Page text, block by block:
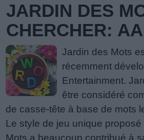
JARDIN DES
CHERCHER:
Jardin des Mots
récemment
Entertainment.
être considéré
de casse-tête à base de mots
Le style de jeu unique
Mots a beaucoup contribué à